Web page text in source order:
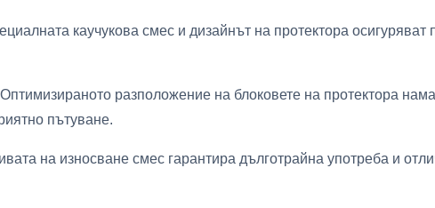
каучукова смес и дизайнът на протектора осигуряват
разположение на блоковете на протектора
пътуване.
на износване смес гарантира дълготрайна употреба и